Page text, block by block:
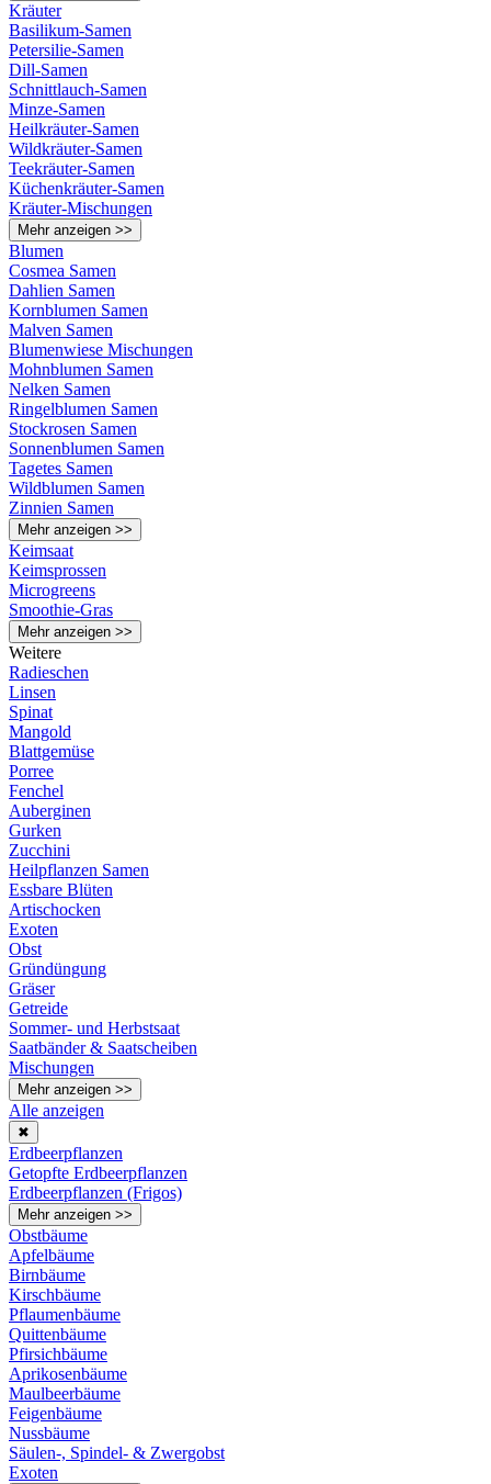
Kräuter
Basilikum-Samen
Petersilie-Samen
Dill-Samen
Schnittlauch-Samen
Minze-Samen
Heilkräuter-Samen
Wildkräuter-Samen
Teekräuter-Samen
Küchenkräuter-Samen
Kräuter-Mischungen
Mehr anzeigen >>
Blumen
Cosmea Samen
Dahlien Samen
Kornblumen Samen
Malven Samen
Blumenwiese Mischungen
Mohnblumen Samen
Nelken Samen
Ringelblumen Samen
Stockrosen Samen
Sonnenblumen Samen
Tagetes Samen
Wildblumen Samen
Zinnien Samen
Mehr anzeigen >>
Keimsaat
Keimsprossen
Microgreens
Smoothie-Gras
Mehr anzeigen >>
Weitere
Radieschen
Linsen
Spinat
Mangold
Blattgemüse
Porree
Fenchel
Auberginen
Gurken
Zucchini
Heilpflanzen Samen
Essbare Blüten
Artischocken
Exoten
Obst
Gründüngung
Gräser
Getreide
Sommer- und Herbstsaat
Saatbänder & Saatscheiben
Mischungen
Mehr anzeigen >>
Alle anzeigen
✖
Erdbeerpflanzen
Getopfte Erdbeerpflanzen
Erdbeerpflanzen (Frigos)
Mehr anzeigen >>
Obstbäume
Apfelbäume
Birnbäume
Kirschbäume
Pflaumenbäume
Quittenbäume
Pfirsichbäume
Aprikosenbäume
Maulbeerbäume
Feigenbäume
Nussbäume
Säulen-, Spindel- & Zwergobst
Exoten